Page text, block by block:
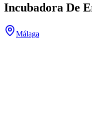
Incubadora De
Málaga